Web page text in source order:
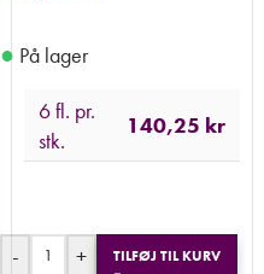
● På lager
6 fl. pr.
stk.
140,25 kr
- + TILFØJ TIL KURV